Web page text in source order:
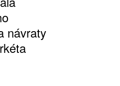
návraty